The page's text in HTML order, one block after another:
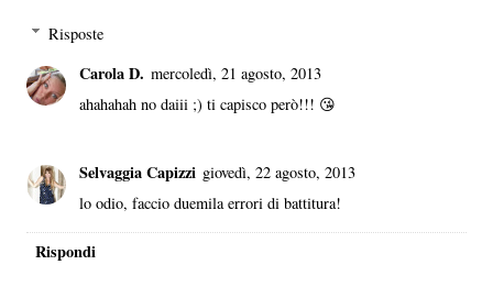
Risposte
Carola D. mercoledì, 21 agosto, 2013
ahahahah no daiii ;) ti capisco però!!! 😘
Selvaggia Capizzi giovedì, 22 agosto, 2013
lo odio, faccio duemila errori di battitura!
Rispondi